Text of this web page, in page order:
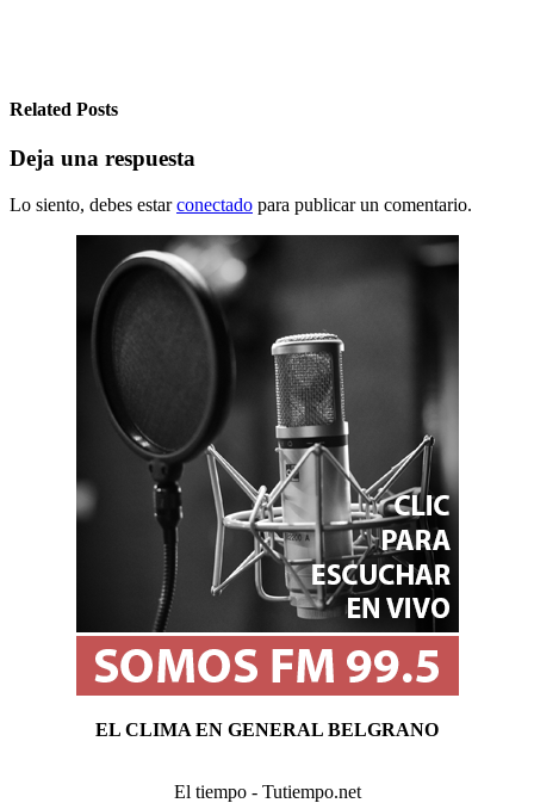
Related Posts
Deja una respuesta
Lo siento, debes estarconectado para publicar un comentario.
EL CLIMA EN GENERAL BELGRANO
El tiempo - Tutiempo.net